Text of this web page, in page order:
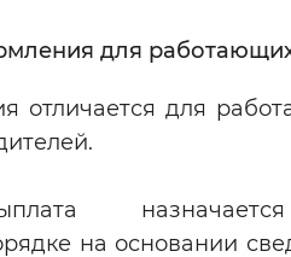
для
отличается для
на основании